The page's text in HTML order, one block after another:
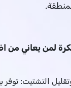
لمن يعاني من
التشتيت: